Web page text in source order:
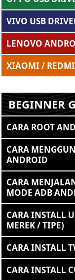
VIVO USB
LENOVO
XIAOMI / REDMI
BEGINNER
CARA ROOT
CARA
ANDROID
CARA
MODE ADB
CARA INSTALL
MEREK / TIPE)
CARA INSTALL
CARA INSTALL